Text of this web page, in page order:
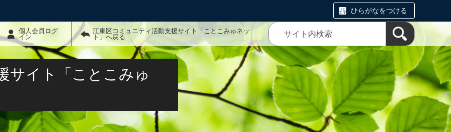
ひらがなをつける
個人会員ログ
イン
江東区コミュニティ活動支援サイト「ことこみゅネッ
ト」へ戻る
サイト「ことこみゅ